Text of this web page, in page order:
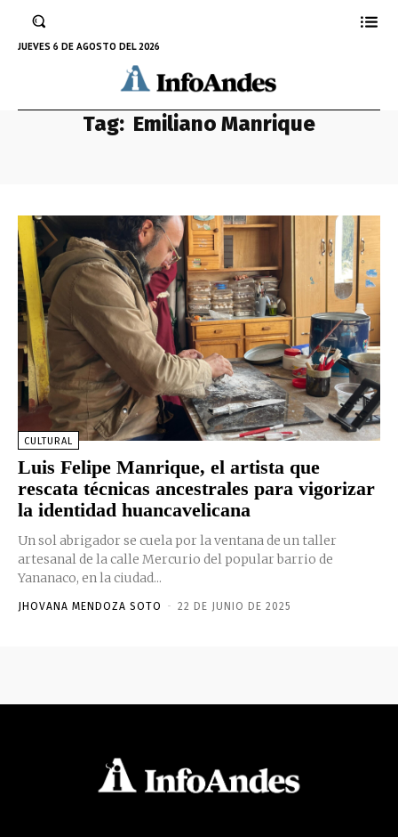
JUEVES 6 DE AGOSTO DEL 2026
Tag: Emiliano Manrique
CULTURAL
Luis Felipe Manrique, el artista que
rescata técnicas ancestrales para vigorizar
la identidad huancavelicana
Un sol abrigador se cuela por la ventana de un taller
artesanal de la calle Mercurio del popular barrio de
Yananaco, en la ciudad...
JHOVANA MENDOZA SOTO - 22 DE JUNIO DE 2025